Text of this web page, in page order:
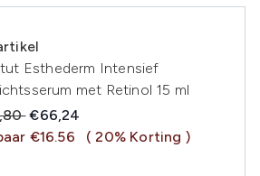
Esthederm Intensief
met Retinol 15 ml
Retail Price:
Huidige prijs:
€66,24
€16.56
( 20% Korting )